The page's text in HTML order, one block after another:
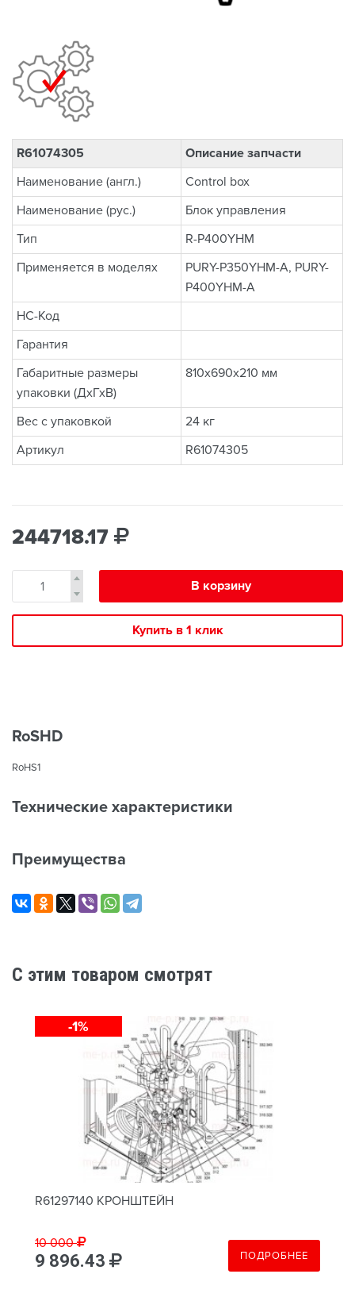
R61074305
Описание запчасти
Наименование (англ.)
Control box
Наименование (рус.)
Блок управления
Тип
R-P400YHM
Применяется в моделях
PURY-P350YHM-A, PURY-
P400YHM-A
НС-Код
Гарантия
Габаритные размеры
упаковки (ДхГхВ)
810x690x210 мм
Вес с упаковкой
24 кг
Артикул
R61074305
244718.17
В корзину
Купить в 1 клик
RoSHD
RoHS1
Технические характеристики
Преимущества
C этим товаром смотрят
-1%
R61297140 КРОНШТЕЙН
10 000
9 896.43 ПОДРОБНЕЕ